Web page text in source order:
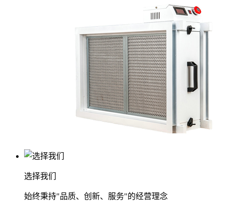
选择我们
始终秉持"品质、创新、服务"的经营理念